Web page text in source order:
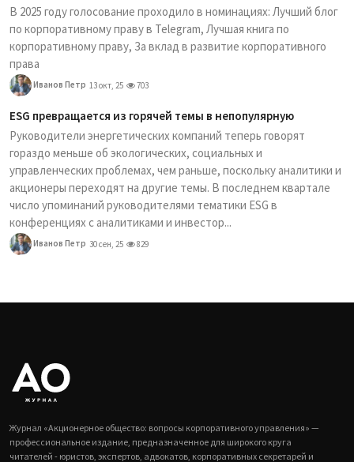
В 2025 году голосование проходило в номинациях: Лучший блог
по корпоративному праву в Telegram, Лучшая книга по
корпоративному праву, За вклад в развитие корпоративного
права
Иванов Петр 13 окт, 25 703
ESG превращается из горячей темы в непопулярную
Руководители энергетических компаний теперь говорят
гораздо меньше об экологических, социальных и
управленческих проблемах, чем раньше, поскольку аналитики и
акционеры переходят на другие темы. В последнем квартале
число упоминаний руководителями тематики ESG в
конференциях с аналитиками и инвестор...
Иванов Петр 30 сен, 25 829
Журнал «Акционерное общество: вопросы корпоративного управления» —
профессиональное издание, предназначенное для широкого круга
читателей - юристов, экспертов, адвокатов, корпоративных секретарей и